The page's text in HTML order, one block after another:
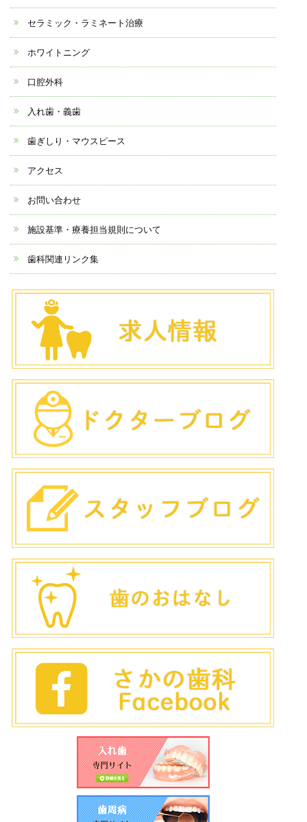
セラミック・ラミネート治療
ホワイトニング
口腔外科
入れ歯・義歯
歯ぎしり・マウスピース
アクセス
お問い合わせ
施設基準・療養担当規則について
歯科関連リンク集